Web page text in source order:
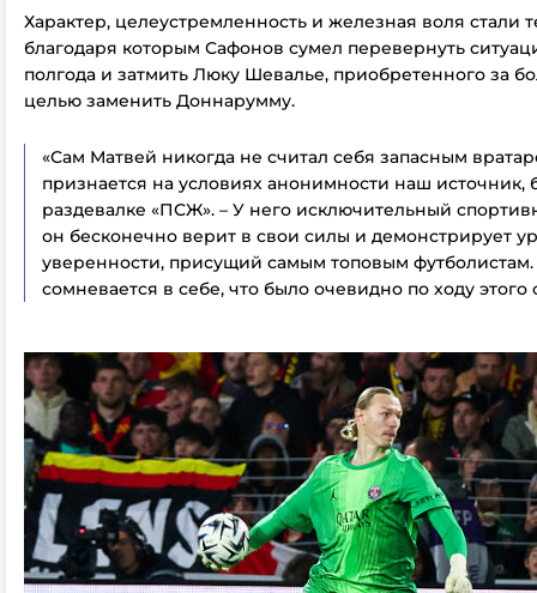
Характер, целеустремленность и железная воля стали
благодаря которым Сафонов сумел перевернуть
полгода и затмить Люку Шевалье, приобретенного за
целью заменить Доннарумму.
«Сам Матвей никогда не считал себя запасным
признается на условиях анонимности наш источник,
раздевалке «ПСЖ». – У него исключительный
он бесконечно верит в свои силы и демонстрирует
уверенности, присущий самым топовым
сомневается в себе, что было очевидно по ходу этого